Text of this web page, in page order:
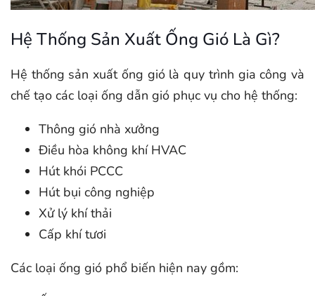
Hệ Thống Sản Xuất Ống Gió Là Gì?
Hệ thống sản xuất ống gió là quy trình gia công và
chế tạo các loại ống dẫn gió phục vụ cho hệ thống:
Thông gió nhà xưởng
Điều hòa không khí HVAC
Hút khói PCCC
Hút bụi công nghiệp
Xử lý khí thải
Cấp khí tươi
Các loại ống gió phổ biến hiện nay gồm: